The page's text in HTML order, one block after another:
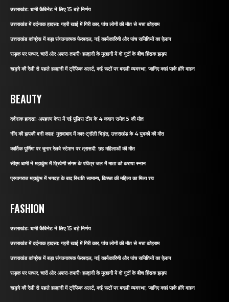
उत्तराखंडः धामी कैबिनेट ने लिए 15 बड़े निर्णय
उत्तराखंड में दर्दनाक हादसाः गहरी खाई में गिरी कार, पांच लोगों की मौत से मचा कोहराम
उत्तराखंड कांग्रेस में बड़ा संगठनात्मक फेरबदल, नई कार्यकारिणी और पांच समितियों का ऐलान
सड़क पर पत्थर, चारों ओर अफरा-तफरीः हल्द्वानी के मुखानी में दो गुटों के बीच हिंसक झड़प
खड़गे की रैली से पहले हल्द्वानी में ट्रैफिक अलर्ट, कई रूटों पर बदली व्यवस्था; जानिए कहां पार्क होंगे वाहन
BEAUTY
दर्दनाक हादसा: अपहरण केस में गई पुलिस टीम के 4 जवान समेत 5 की मौत
नींद की झपकी बनी काल! मुरादाबाद में कार-ट्रॉली भिड़ंत, उत्तराखंड के 4 युवकों की मौत
कार्तिक पूर्णिमा पर चुनार रेलवे स्टेशन पर त्रासदी: छह महिलाओं की मौत
सीएम धामी ने महाकुंभ में त्रिवेणी संगम के पवित्र जल में माता को कराया स्नान
प्रयागराज महाकुंभ में भगदड़ के बाद स्थिति सामान्य, किच्छा की महिला का मिला शव
FASHION
उत्तराखंडः धामी कैबिनेट ने लिए 15 बड़े निर्णय
उत्तराखंड में दर्दनाक हादसाः गहरी खाई में गिरी कार, पांच लोगों की मौत से मचा कोहराम
उत्तराखंड कांग्रेस में बड़ा संगठनात्मक फेरबदल, नई कार्यकारिणी और पांच समितियों का ऐलान
सड़क पर पत्थर, चारों ओर अफरा-तफरीः हल्द्वानी के मुखानी में दो गुटों के बीच हिंसक झड़प
खड़गे की रैली से पहले हल्द्वानी में ट्रैफिक अलर्ट, कई रूटों पर बदली व्यवस्था; जानिए कहां पार्क होंगे वाहन